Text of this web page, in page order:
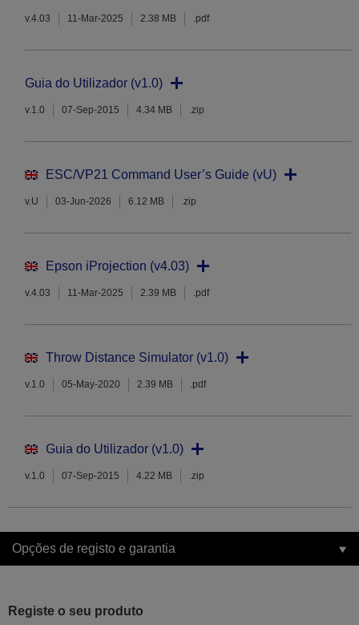
v.4.03 11-Mar-2025 2.38 MB .pdf
Guia do Utilizador (v1.0)
v.1.0 07-Sep-2015 4.34 MB .zip
ESC/VP21 Command User’s Guide (vU)
v.U 03-Jun-2026 6.12 MB .zip
Epson iProjection (v4.03)
v.4.03 11-Mar-2025 2.39 MB .pdf
Throw Distance Simulator (v1.0)
v.1.0 05-May-2020 2.39 MB .pdf
Guia do Utilizador (v1.0)
v.1.0 07-Sep-2015 4.22 MB .zip
Opções de registo e garantia
Registe o seu produto